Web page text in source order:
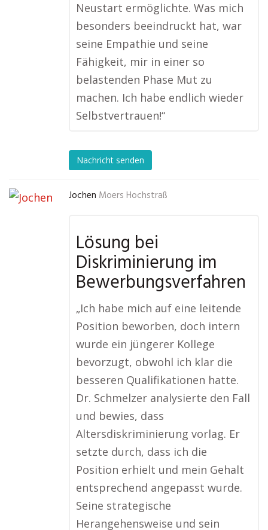
Neustart ermöglichte. Was mich
besonders beeindruckt hat, war
seine Empathie und seine
Fähigkeit, mir in einer so
belastenden Phase Mut zu
machen. Ich habe endlich wieder
Selbstvertrauen!“
Nachricht senden
Jochen Moers Hochstraß
Lösung bei
Diskriminierung im
Bewerbungsverfahren
„Ich habe mich auf eine leitende
Position beworben, doch intern
wurde ein jüngerer Kollege
bevorzugt, obwohl ich klar die
besseren Qualifikationen hatte.
Dr. Schmelzer analysierte den Fall
und bewies, dass
Altersdiskriminierung vorlag. Er
setzte durch, dass ich die
Position erhielt und mein Gehalt
entsprechend angepasst wurde.
Seine strategische
Herangehensweise und sein